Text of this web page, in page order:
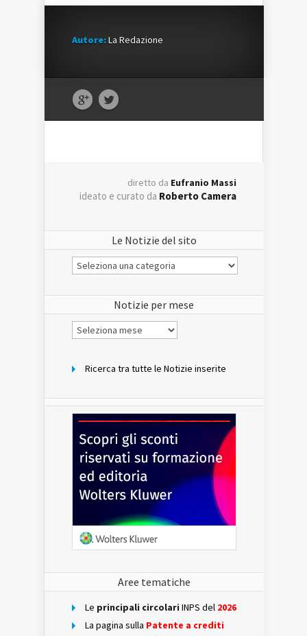
Autore:La Redazione
diretto da Eufranio Massi
ideato e curato da Roberto Camera
Le Notizie del sito
Le
Notizie
Notizie per mese
Notizie
per
Ricerca tra tutte le Notizie inserite
Aree tematiche
Le principali circolari INPS del 2026
La pagina sulla Patente a crediti